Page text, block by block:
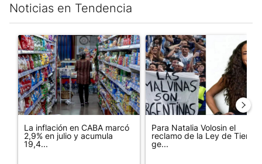
Noticias en Tendencia
Este listado muestra los artículos con más comentarios en los
Un artículo de tendencia con el título "La inflación en CABA
La inflación en CABA marcó
2,9% en julio y acumula
19,4...
Un artículo de tendencia con
Para Natalia Volosin el
reclamo de la Ley de Tierras
ge...